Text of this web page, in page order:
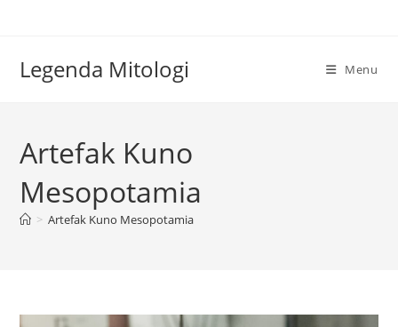
Legenda Mitologi Menu
Artefak Kuno
Mesopotamia
> Artefak Kuno Mesopotamia